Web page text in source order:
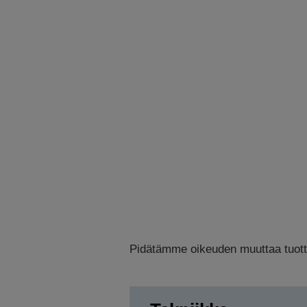
Pidätämme oikeuden muuttaa